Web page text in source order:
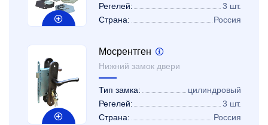
Регелей:
3 шт.
Страна:
Россия
Мосрентген
Нижний замок двери
Тип замка:
цилиндровый
Регелей:
3 шт.
Страна:
Россия